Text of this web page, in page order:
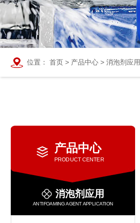
位置： 首页 > 产品中心 > 消泡剂应用
产品中心
PRODUCT CENTER
消泡剂应用
ANTIFOAMING AGENT APPLICATION